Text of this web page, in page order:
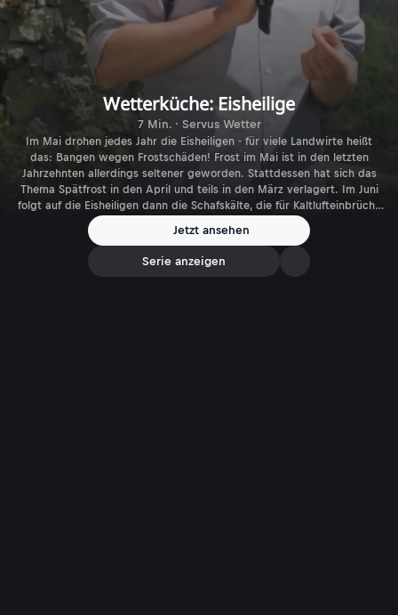
Wetterküche: Eisheilige
7 Min. · Servus Wetter
Im Mai drohen jedes Jahr die Eisheiligen - für viele Landwirte heißt
das: Bangen wegen Frostschäden! Frost im Mai ist in den letzten
Jahrzehnten allerdings seltener geworden. Stattdessen hat sich das
Thema Spätfrost in den April und teils in den März verlagert. Im Juni
folgt auf die Eisheiligen dann die Schafskälte, die für Kaltlufteinbrüche
und Schnee bis auf viele Almen bekannt ist. Was hat es mit diesen
Wetterphänomenen auf sich, und wie haben sie sich gerade in
jüngerer Zeit verändert?
Jetzt ansehen
Serie anzeigen